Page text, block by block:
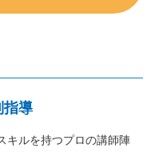
指導
キルを持つプロの講師陣